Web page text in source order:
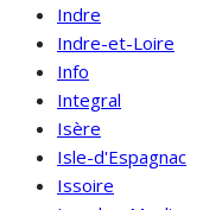
Indre
Indre-et-Loire
Info
Integral
Isère
Isle-d'Espagnac
Issoire